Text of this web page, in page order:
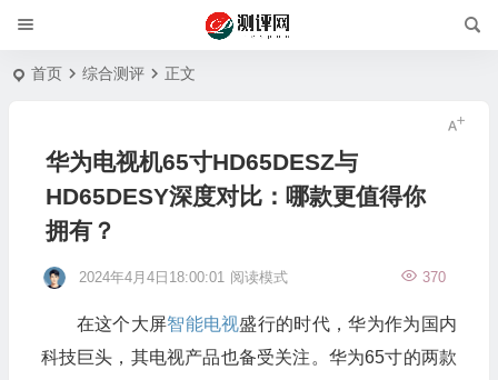
首页 综合测评 正文
华为电视机65寸HD65DESZ与
HD65DESY深度对比：哪款更值得你
拥有？
2024年4月4日18:00:01 370
阅读模式
在这个大屏智能电视盛行的时代，华为作为国内
科技巨头，其电视产品也备受关注。华为65寸的两款